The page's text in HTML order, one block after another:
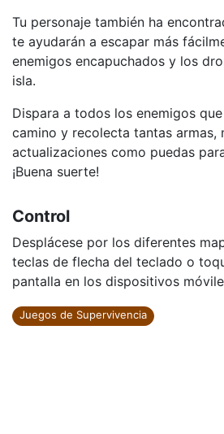
Tu personaje también ha
te ayudarán a escapar más
enemigos encapuchados y los
isla.
Dispara a todos los enemigos
camino y recolecta tantas armas,
actualizaciones como puedas
¡Buena suerte!
Control
Desplácese por los diferentes
teclas de flecha del teclado o
pantalla en los dispositivos
Juegos de Supervivencia